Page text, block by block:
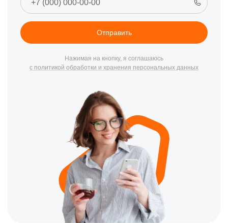
Отправить
Нажимая на кнопку, я соглашаюсь
с политикой обработки и хранения персональных данных